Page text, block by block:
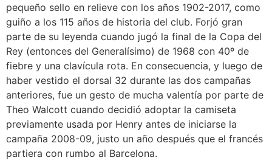
pequeño sello en relieve con los años 1902-2017, como
guiño a los 115 años de historia del club. Forjó gran
parte de su leyenda cuando jugó la final de la Copa del
Rey (entonces del Generalísimo) de 1968 con 40º de
fiebre y una clavícula rota. En consecuencia, y luego de
haber vestido el dorsal 32 durante las dos campañas
anteriores, fue un gesto de mucha valentía por parte de
Theo Walcott cuando decidió adoptar la camiseta
previamente usada por Henry antes de iniciarse la
campaña 2008-09, justo un año después que el francés
partiera con rumbo al Barcelona.